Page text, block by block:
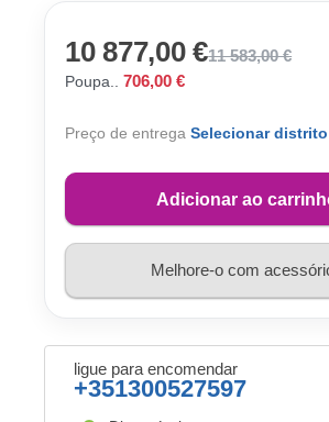
10 877,00 €11 583,00 €
Poupa.. 706,00 €
Preço de entrega Selecionar distrito
Adicionar ao
Melhore-o com
ligue para encomendar
+351300527597